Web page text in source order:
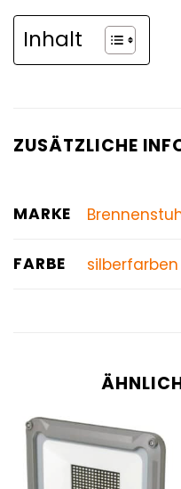
Inhalt
ZUSÄTZLICHE
MARKE
FARBE silberfarben